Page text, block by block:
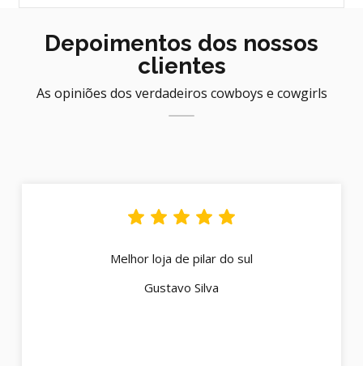
Depoimentos dos nossos
clientes
As opiniões dos verdadeiros cowboys e cowgirls
Melhor loja de pilar do sul
Gustavo Silva